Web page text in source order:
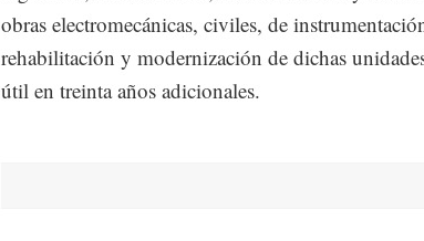
obras electromecánicas, civiles, de
rehabilitación y modernización de dichas
útil en treinta años adicionales.